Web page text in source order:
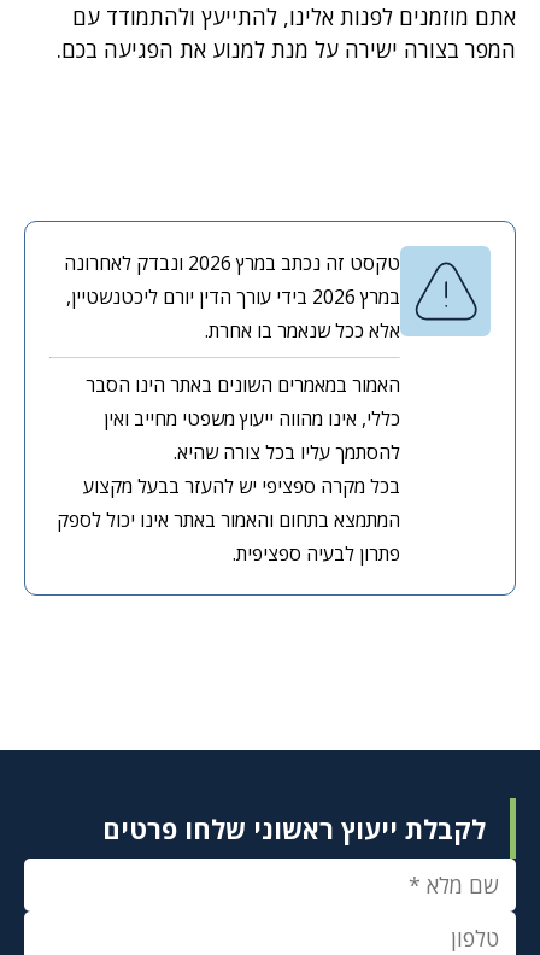
אתם מוזמנים לפנות אלינו, להתייעץ ולהתמודד עם
המפר בצורה ישירה על מנת למנוע את הפגיעה בכם.
טקסט זה נכתב במרץ 2026 ונבדק לאחרונה
במרץ 2026 בידי עורך הדין יורם ליכטנשטיין,
אלא ככל שנאמר בו אחרת.
האמור במאמרים השונים באתר הינו הסבר
כללי, אינו מהווה ייעוץ משפטי מחייב ואין
להסתמך עליו בכל צורה שהיא.
בכל מקרה ספציפי יש להעזר בבעל מקצוע
המתמצא בתחום והאמור באתר אינו יכול לספק
פתרון לבעיה ספציפית.
לקבלת ייעוץ ראשוני שלחו פרטים